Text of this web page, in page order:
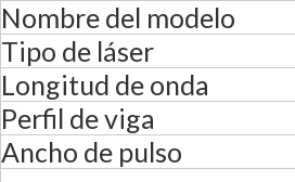
Nombre del modelo
Tipo de láser
Longitud de onda
Perfil de viga
Ancho de pulso